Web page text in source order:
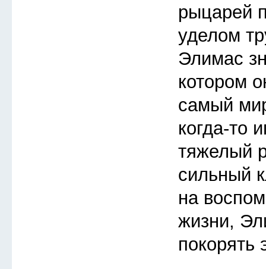
рыцарей
уделом
Элимас
котором
самый
когда-то
тяжелый
сильный
на
жизни,
покорять